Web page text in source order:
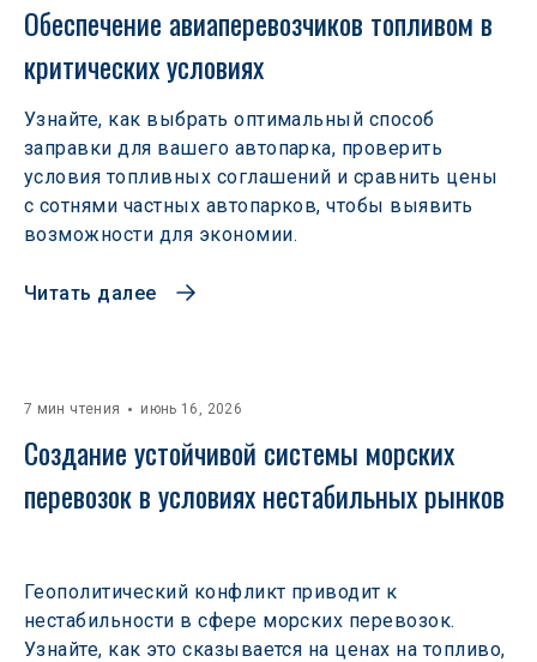
Обеспечение авиаперевозчиков топливом в
критических условиях
Узнайте, как выбрать оптимальный способ
заправки для вашего автопарка, проверить
условия топливных соглашений и сравнить цены
с сотнями частных автопарков, чтобы выявить
возможности для экономии.
Читать далее
7 мин чтения июнь 16, 2026
Создание устойчивой системы морских
перевозок в условиях нестабильных рынков
Геополитический конфликт приводит к
нестабильности в сфере морских перевозок.
Узнайте, как это сказывается на ценах на топливо,